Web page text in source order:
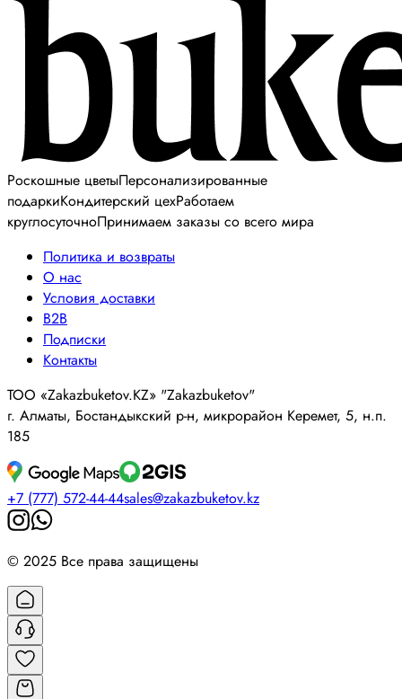
Роскошные цветыПерсонализированные
подаркиКондитерский цехРаботаем
круглосуточноПринимаем заказы со всего мира
Политика и возвраты
О нас
Условия доставки
B2B
Подписки
Контакты
ТОО «Zakazbuketov.KZ» "Zakazbuketov"
г. Алматы, Бостандыкский р-н, микрорайон Керемет, 5, н.п.
185
+7 (777) 572-44-44sales@zakazbuketov.kz
© 2025 Все права защищены